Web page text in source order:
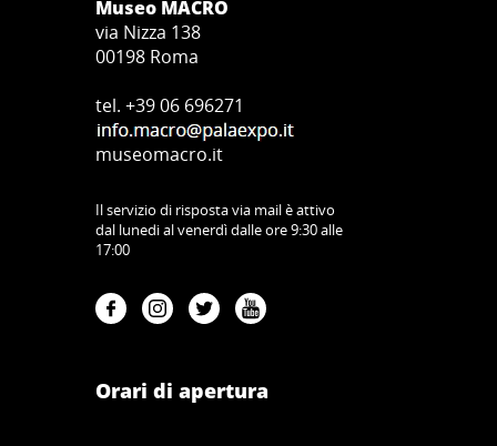
Museo MACRO
via Nizza 138
00198 Roma
tel. +39 06 696271
museomacro.it
Il servizio di risposta via mail è attivo
dal lunedi al venerdì dalle ore 9:30 alle
17:00
Orari di apertura